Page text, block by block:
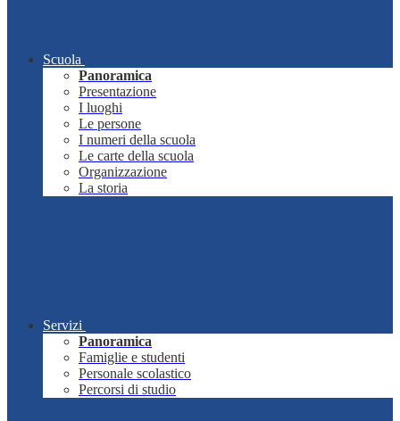
Scuola
Panoramica
Presentazione
I luoghi
Le persone
I numeri della scuola
Le carte della scuola
Organizzazione
La storia
Servizi
Panoramica
Famiglie e studenti
Personale scolastico
Percorsi di studio